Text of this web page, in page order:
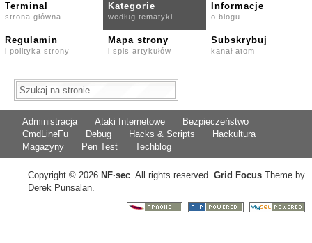
Terminal
strona główna
Kategorie
według tematyki
Informacje
o blogu
Regulamin
i polityka strony
Mapa strony
i spis artykułów
Subskrybuj
kanał atom
Administracja Ataki Internetowe
Bezpieczeństwo
CmdLineFu
Debug Hacks & Scripts
Hackultura
Magazyny
Pen Test Techblog
Copyright © 2026 NF·sec. All rights reserved. Grid Focus Theme by
Derek Punsalan.